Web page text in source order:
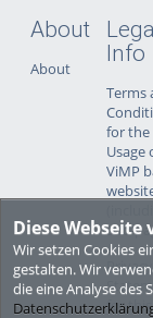
Diese Webseite
Wir setzen Cookies
gestalten. Wir
die eine Analyse des
About
About
Info
Terms
for the
Usage
ViMP
sub-
Privacy
for this